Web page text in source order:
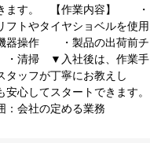
ます。 【作業内容】 ・
フトやタイヤショベルを使用
器操作 ・製品の出荷前チ
清掃 ▼入社後は、作業手
タッフが丁寧にお教えし
安心してスタートできます。
会社の定める業務